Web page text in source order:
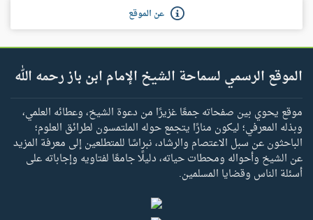
عن الموقع
الموقع الرسمي لسماحة الشيخ الإمام ابن باز رحمه الله
موقع يحوي بين صفحاته جمعًا غزيرًا من دعوة الشيخ، وعطائه العلمي،
وبذله المعرفي؛ ليكون منارًا يتجمع حوله الملتمسون لطرائق العلوم؛
الباحثون عن سبل الاعتصام والرشاد، نبراسًا للمتطلعين إلى معرفة المزيد
عن الشيخ وأحواله ومحطات حياته، دليلًا جامعًا لفتاويه وإجاباته على
أسئلة الناس وقضايا المسلمين.